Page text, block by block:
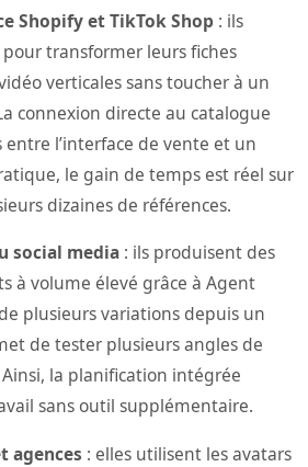
Shopify et TikTok Shop : ils
transformer leurs fiches
verticales sans toucher à un
connexion directe au catalogue
l’interface de vente et un
le gain de temps est réel sur
dizaines de références.
social media : ils produisent des
à volume élevé grâce à Agent
plusieurs variations depuis un
de tester plusieurs angles de
la planification intégrée
sans outil supplémentaire.
agences : elles utilisent les avatars